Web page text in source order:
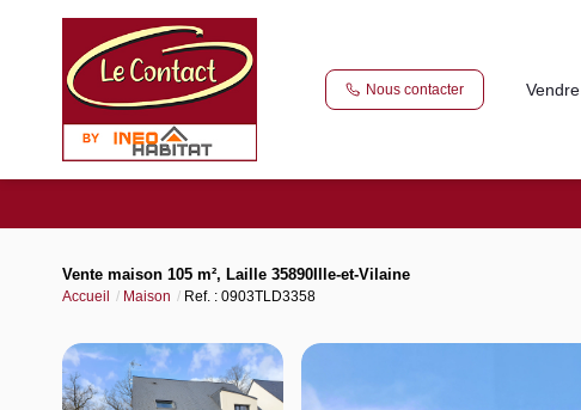
Nous contacter Vendre
Vente maison 105 m², Laille 35890Ille-et-Vilaine
Accueil Maison Ref. : 0903TLD3358